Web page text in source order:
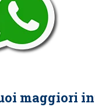
maggiori